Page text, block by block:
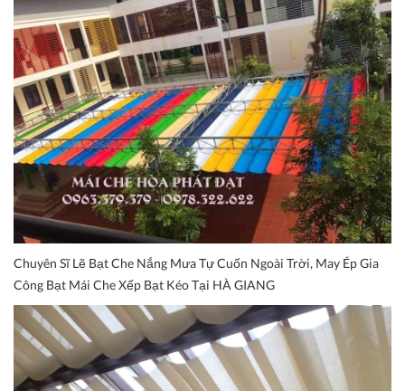
Chuyên Sĩ Lẽ Bạt Che Nắng Mưa Tự Cuốn Ngoài Trời, May Ép Gia
Công Bạt Mái Che Xếp Bạt Kéo Tại HÀ GIANG